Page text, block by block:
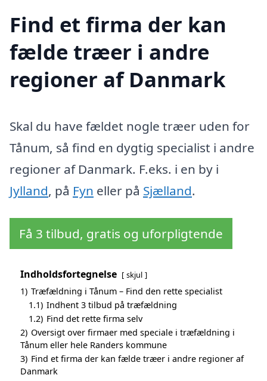
Find et firma der kan
fælde træer i andre
regioner af Danmark
Skal du have fældet nogle træer uden for
Tånum, så find en dygtig specialist i andre
regioner af Danmark. F.eks. i en by i
Jylland, på Fyn eller på Sjælland.
Få 3 tilbud, gratis og uforpligtende
Indholdsfortegnelse skjul
1) Træfældning i Tånum – Find den rette specialist
1.1) Indhent 3 tilbud på træfældning
1.2) Find det rette firma selv
2) Oversigt over firmaer med speciale i træfældning i
Tånum eller hele Randers kommune
3) Find et firma der kan fælde træer i andre regioner af
Danmark